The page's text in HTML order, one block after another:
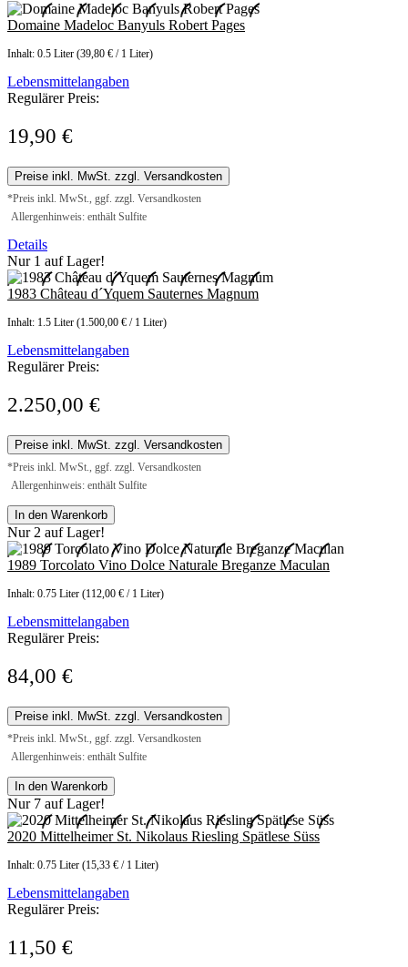
Domaine Madeloc Banyuls Robert Pages
Inhalt: 0.5 Liter (39,80 € / 1 Liter)
Lebensmittelangaben
Regulärer Preis:
19,90 €
Preise inkl. MwSt. zzgl. Versandkosten
*Preis inkl. MwSt., ggf. zzgl. Versandkosten
Allergenhinweis: enthält Sulfite
Details
Nur 1 auf Lager!
1983 Château d´Yquem Sauternes Magnum
Inhalt: 1.5 Liter (1.500,00 € / 1 Liter)
Lebensmittelangaben
Regulärer Preis:
2.250,00 €
Preise inkl. MwSt. zzgl. Versandkosten
*Preis inkl. MwSt., ggf. zzgl. Versandkosten
Allergenhinweis: enthält Sulfite
In den Warenkorb
Nur 2 auf Lager!
1989 Torcolato Vino Dolce Naturale Breganze Maculan
Inhalt: 0.75 Liter (112,00 € / 1 Liter)
Lebensmittelangaben
Regulärer Preis:
84,00 €
Preise inkl. MwSt. zzgl. Versandkosten
*Preis inkl. MwSt., ggf. zzgl. Versandkosten
Allergenhinweis: enthält Sulfite
In den Warenkorb
Nur 7 auf Lager!
2020 Mittelheimer St. Nikolaus Riesling Spätlese Süss
Inhalt: 0.75 Liter (15,33 € / 1 Liter)
Lebensmittelangaben
Regulärer Preis:
11,50 €